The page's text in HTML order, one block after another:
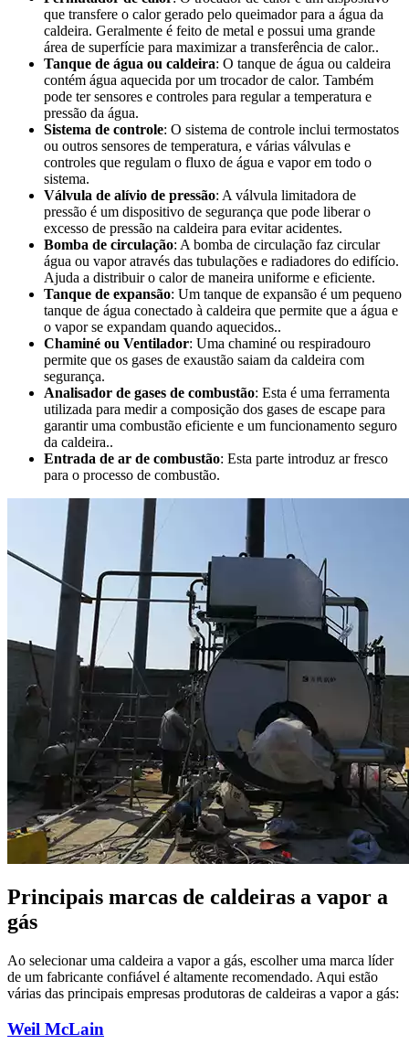
que transfere o calor gerado pelo queimador para a água da
caldeira. Geralmente é feito de metal e possui uma grande
área de superfície para maximizar a transferência de calor..
Tanque de água ou caldeira: O tanque de água ou caldeira
contém água aquecida por um trocador de calor. Também
pode ter sensores e controles para regular a temperatura e
pressão da água.
Sistema de controle: O sistema de controle inclui termostatos
ou outros sensores de temperatura, e várias válvulas e
controles que regulam o fluxo de água e vapor em todo o
sistema.
Válvula de alívio de pressão: A válvula limitadora de
pressão é um dispositivo de segurança que pode liberar o
excesso de pressão na caldeira para evitar acidentes.
Bomba de circulação: A bomba de circulação faz circular
água ou vapor através das tubulações e radiadores do edifício.
Ajuda a distribuir o calor de maneira uniforme e eficiente.
Tanque de expansão: Um tanque de expansão é um pequeno
tanque de água conectado à caldeira que permite que a água e
o vapor se expandam quando aquecidos..
Chaminé ou Ventilador: Uma chaminé ou respiradouro
permite que os gases de exaustão saiam da caldeira com
segurança.
Analisador de gases de combustão: Esta é uma ferramenta
utilizada para medir a composição dos gases de escape para
garantir uma combustão eficiente e um funcionamento seguro
da caldeira..
Entrada de ar de combustão: Esta parte introduz ar fresco
para o processo de combustão.
Principais marcas de caldeiras a vapor a
gás
Ao selecionar uma caldeira a vapor a gás, escolher uma marca líder
de um fabricante confiável é altamente recomendado. Aqui estão
várias das principais empresas produtoras de caldeiras a vapor a gás:
Weil McLain